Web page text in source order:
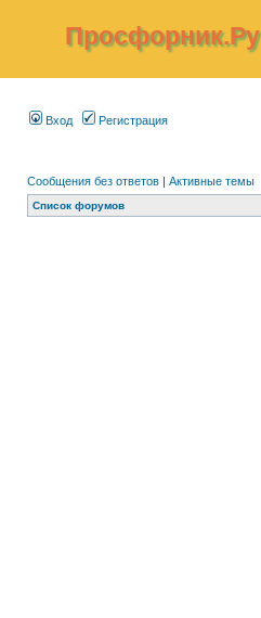
Просфорник.Ру
Вход Регистрация
Сообщения без ответов | Активные темы
Список форумов